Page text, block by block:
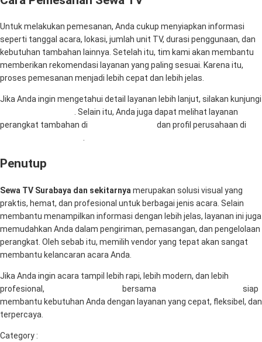
Untuk melakukan pemesanan, Anda cukup menyiapkan informasi
seperti tanggal acara, lokasi, jumlah unit TV, durasi penggunaan, dan
kebutuhan tambahan lainnya. Setelah itu, tim kami akan membantu
memberikan rekomendasi layanan yang paling sesuai. Karena itu,
proses pemesanan menjadi lebih cepat dan lebih jelas.
Jika Anda ingin mengetahui detail layanan lebih lanjut, silakan kunjungi
. Selain itu, Anda juga dapat melihat layanan
perangkat tambahan di
dan profil perusahaan di
Penutup
Sewa TV Surabaya dan sekitarnya merupakan solusi visual yang
praktis, hemat, dan profesional untuk berbagai jenis acara. Selain
membantu menampilkan informasi dengan lebih jelas, layanan ini juga
memudahkan Anda dalam pengiriman, pemasangan, dan pengelolaan
perangkat. Oleh sebab itu, memilih vendor yang tepat akan sangat
membantu kelancaran acara Anda.
Jika Anda ingin acara tampil lebih rapi, lebih modern, dan lebih
profesional,
bersama
siap
membantu kebutuhan Anda dengan layanan yang cepat, fleksibel, dan
terpercaya.
Category :